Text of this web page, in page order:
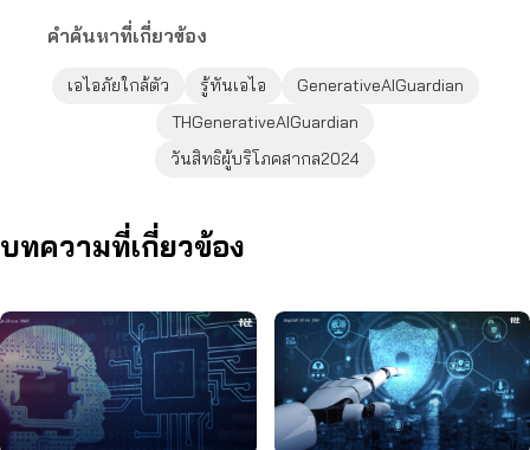
คำค้นหาที่เกี่ยวข้อง
เอไอภัยใกล้ตัว รู้ทันเอไอ
GenerativeAIGuardian
THGenerativeAIGuardian
วันสิทธิผู้บริโภคสากล2024
บทความที่เกี่ยวข้อง